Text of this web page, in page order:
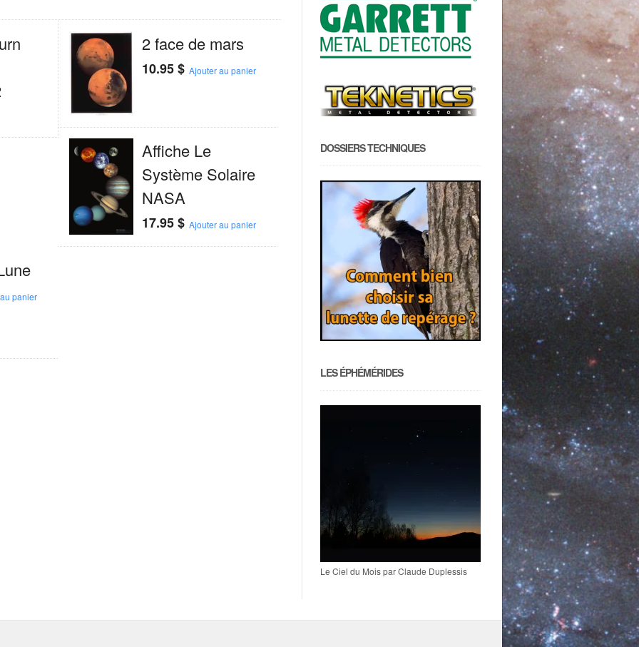
2 face de mars
10.95$ Ajouter au panier
Affiche Le
Système Solaire
NASA
17.95$ Ajouter au panier
panier
DOSSIERS TECHNIQUES
LES ÉPHÉMÉRIDES
Le Ciel du Mois par Claude Duplessis